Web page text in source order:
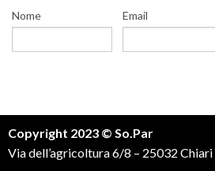
Nome Email
Copyright 2023 © So.Par
Via dell’agricoltura 6/8 – 25032 Chiari